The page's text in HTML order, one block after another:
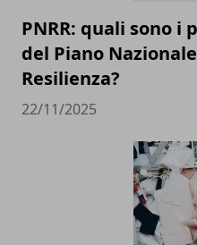
PNRR: quali sono
del Piano
Resilienza?
22/11/2025